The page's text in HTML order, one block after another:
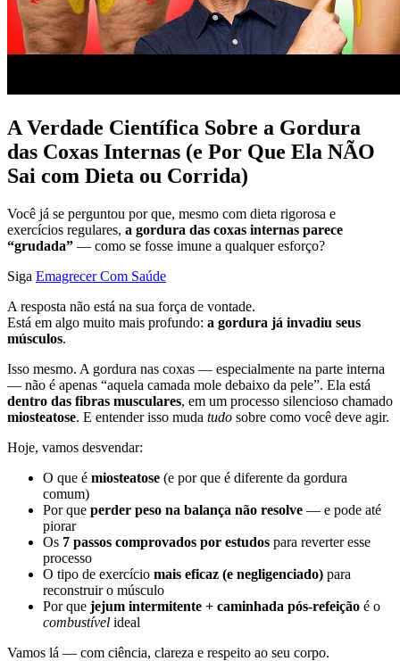
A Verdade Científica Sobre a Gordura
das Coxas Internas (e Por Que Ela NÃO
Sai com Dieta ou Corrida)
Você já se perguntou por que, mesmo com dieta rigorosa e
exercícios regulares, a gordura das coxas internas parece
“grudada” — como se fosse imune a qualquer esforço?
Siga Emagrecer Com Saúde
A resposta não está na sua força de vontade.
Está em algo muito mais profundo: a gordura já invadiu seus
músculos.
Isso mesmo. A gordura nas coxas — especialmente na parte interna
— não é apenas “aquela camada mole debaixo da pele”. Ela está
dentro das fibras musculares, em um processo silencioso chamado
miosteatose. E entender isso muda tudo sobre como você deve agir.
Hoje, vamos desvendar:
O que é miosteatose (e por que é diferente da gordura
comum)
Por que perder peso na balança não resolve — e pode até
piorar
Os 7 passos comprovados por estudos para reverter esse
processo
O tipo de exercício mais eficaz (e negligenciado) para
reconstruir o músculo
Por que jejum intermitente + caminhada pós-refeição é o
combustível ideal
Vamos lá — com ciência, clareza e respeito ao seu corpo.